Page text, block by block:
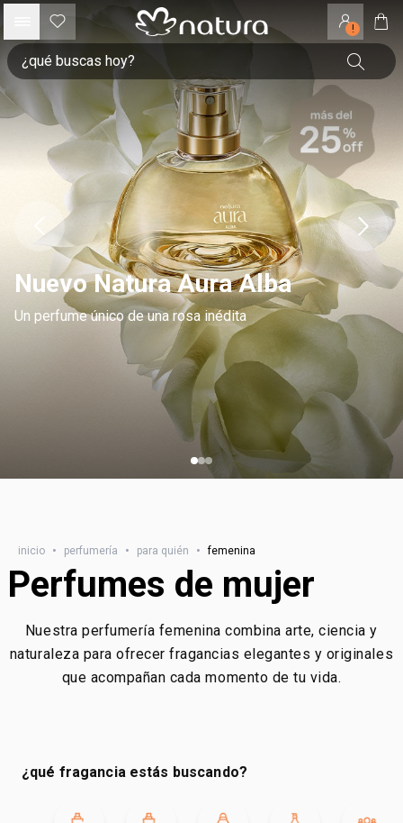
!
Nuevo Natura Aura Alba
Un perfume único de una rosa inédita
inicio • perfumería • para quién • femenina
Perfumes de mujer
Nuestra perfumería femenina combina arte, ciencia y
naturaleza para ofrecer fragancias elegantes y originales
que acompañan cada momento de tu vida.
¿qué fragancia estás buscando?